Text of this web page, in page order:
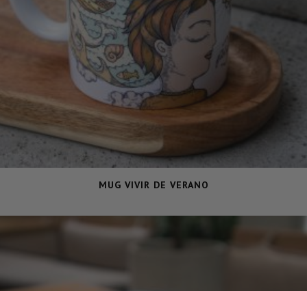
MUG VIVIR DE VERANO